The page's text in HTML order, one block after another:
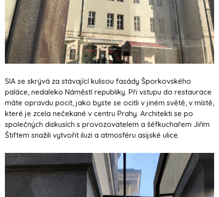
SIA se skrývá za stávající kulisou fasády Šporkovského
paláce, nedaleko Náměstí republiky. Při vstupu do restaurace
máte opravdu pocit, jako byste se ocitli v jiném světě, v místě,
které je zcela nečekané v centru Prahy. Architekti se po
společných diskusích s provozovatelem a šéfkuchařem Jiřím
Štiftem snažili vytvořit iluzi a atmosféru asijské ulice.